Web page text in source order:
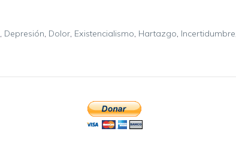
, Depresión, Dolor, Existencialismo, Hartazgo, Incertidumbre